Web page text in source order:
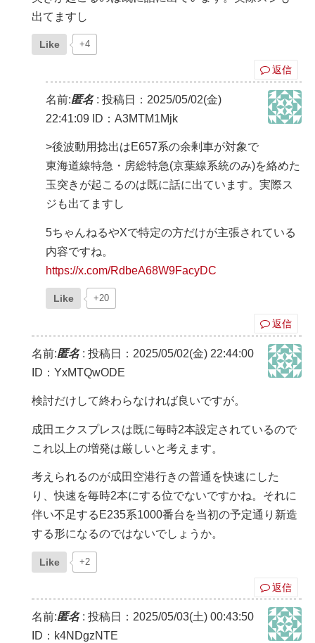
出てますし
Like +4
返信
名前:匿名: 投稿日：2025/05/02(金)
22:41:09 ID：A3MTM1Mjk
>後波動用捻出はE657系の余剰車が対象で
東海道線特急・房総特急(京葉線系統のみ)を絡めた
玉突きが起こるのは既に話に出ています。実際ス
ジも出てますし
5ちゃんねるやXで特定の方だけが主張されている
内容ですね。
https://x.com/RdbeA68W9FacyDC
Like +20
返信
名前:匿名: 投稿日：2025/05/02(金) 22:44:00
ID：YxMTQwODE
検討だけして終わらなければ良いですが。
成田エクスプレスは既に毎時2本設定されているので
これ以上の増発は厳しいと考えます。
考えられるのが成田空港行きの普通を快速にした
り、快速を毎時2本にする位でないですかね。それに
伴い不足するE235系1000番台を当初の予定通り新造
する形になるのではないでしょうか。
Like +2
返信
名前:匿名: 投稿日：2025/05/03(土) 00:43:50
ID：k4NDgzNTE